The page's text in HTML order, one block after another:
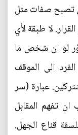
تصبح صفات مثل
لا طبقة لأي
لو ان شخص ما
الى الموقف
عبارة (سر
تفهم المقابل
قناع الجهل.